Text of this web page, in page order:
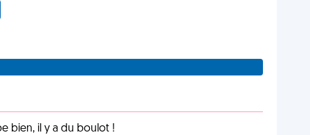
bien, il y a du boulot !